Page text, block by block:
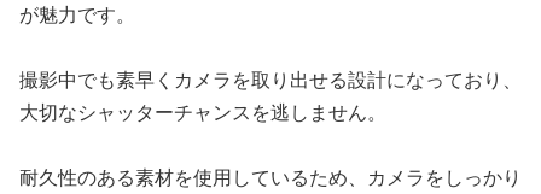
が魅力です。
撮影中でも素早くカメラを取り出せる設計になっており、
大切なシャッターチャンスを逃しません。
耐久性のある素材を使用しているため、カメラをしっかり